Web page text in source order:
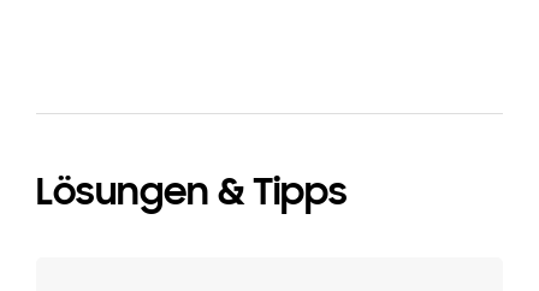
Lösungen & Tipps